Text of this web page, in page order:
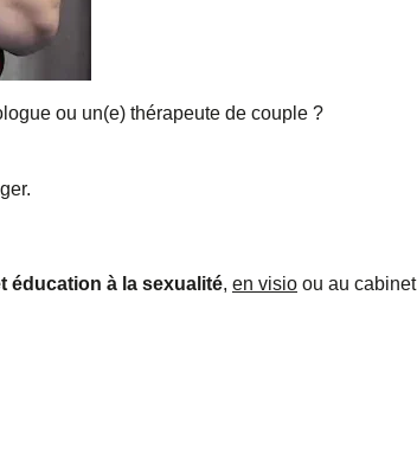
ou un(e) thérapeute de couple ?
éducation à la sexualité, en visio ou au cabinet